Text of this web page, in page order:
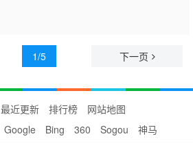
1/5 下一页
最近更新 排行榜
网站地图
Google Bing 360 Sogou 神马